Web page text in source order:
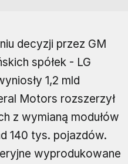
decyzji przez GM
spółek - LG
1,2 mld
Motors rozszerzył
z wymianą modułów
140 tys. pojazdów.
wyprodukowane